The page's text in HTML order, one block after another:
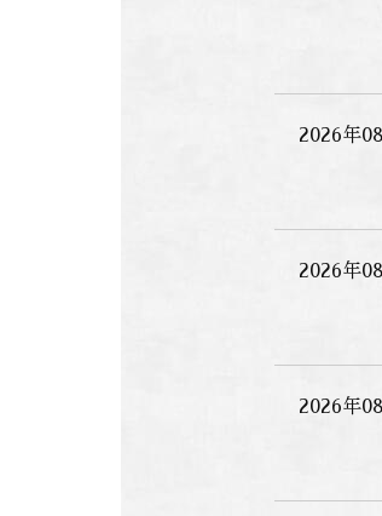
2026年
2026年
2026年